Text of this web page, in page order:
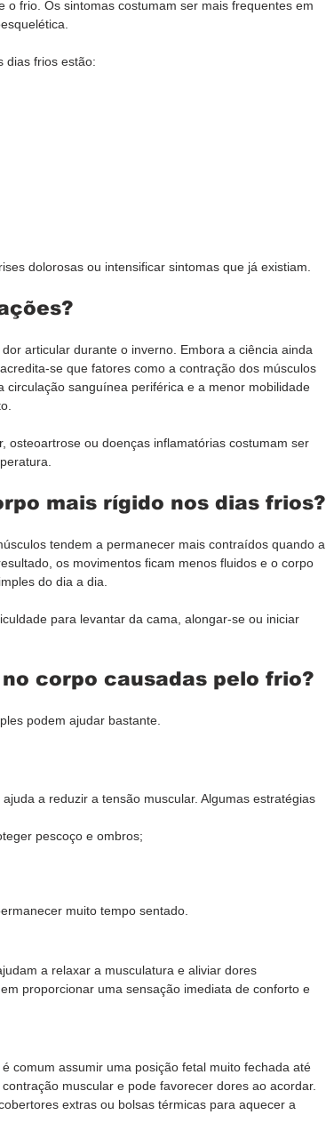
o frio. Os sintomas costumam ser mais frequentes em
dias frios estão:
dolorosas ou intensificar sintomas que já existiam.
articular durante o inverno. Embora a ciência ainda
se que fatores como a contração dos músculos
circulação sanguínea periférica e a menor mobilidade
osteoartrose ou doenças inflamatórias costumam ser
mais rígido nos dias frios?
tendem a permanecer mais contraídos quando a
os movimentos ficam menos fluidos e o corpo
do dia a dia.
para levantar da cama, alongar-se ou iniciar
corpo causadas pelo frio?
podem ajudar bastante.
a reduzir a tensão muscular. Algumas estratégias
pescoço e ombros;
muito tempo sentado.
a relaxar a musculatura e aliviar dores
proporcionar uma sensação imediata de conforto e
comum assumir uma posição fetal muito fechada até
muscular e pode favorecer dores ao acordar.
extras ou bolsas térmicas para aquecer a